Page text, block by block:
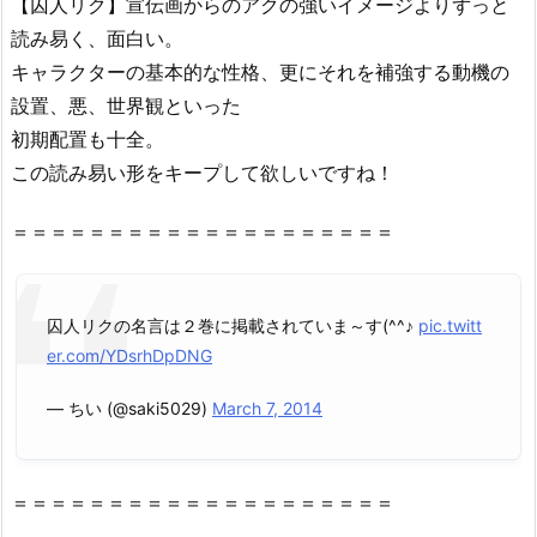
【囚人リク】宣伝画からのアクの強いイメージよりずっと
読み易く、面白い。
キャラクターの基本的な性格、更にそれを補強する動機の
設置、悪、世界観といった
初期配置も十全。
この読み易い形をキープして欲しいですね！
＝＝＝＝＝＝＝＝＝＝＝＝＝＝＝＝＝＝＝＝
囚人リクの名言は２巻に掲載されていま～す(^^♪ pic.twitt
er.com/YDsrhDpDNG
— ちい (@saki5029) March 7, 2014
＝＝＝＝＝＝＝＝＝＝＝＝＝＝＝＝＝＝＝＝